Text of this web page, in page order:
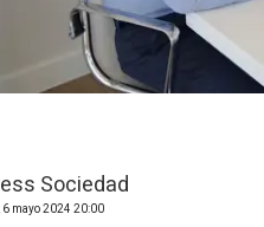
Sociedad
mayo 2024 20:00